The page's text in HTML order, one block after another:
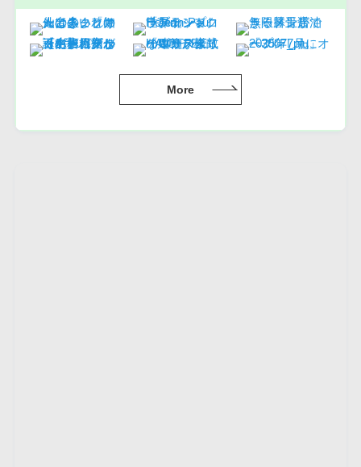
More